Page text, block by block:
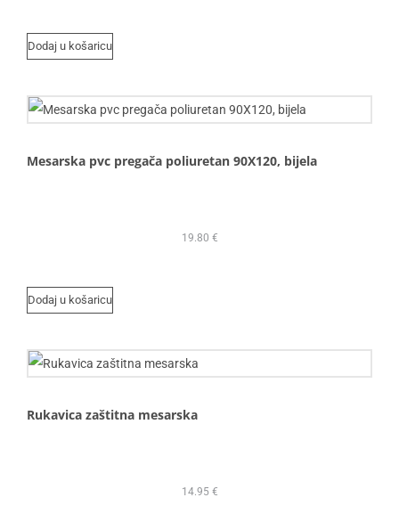
Dodaj u košaricu
Mesarska pvc pregača poliuretan 90X120, bijela
19.80 €
Dodaj u košaricu
Rukavica zaštitna mesarska
14.95 €